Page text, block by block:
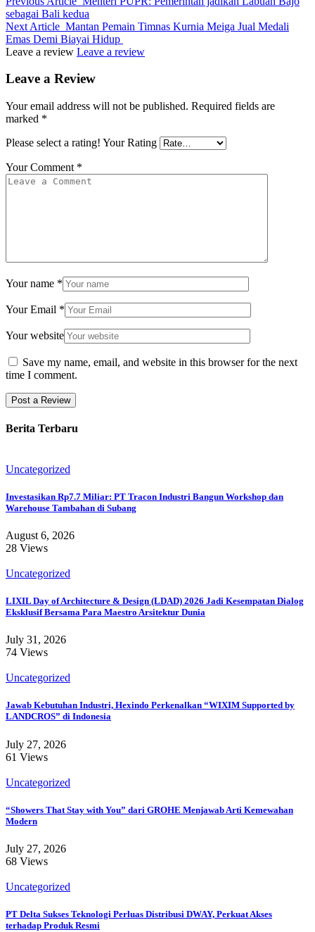
sebagai Bali kedua
Next Article Mantan Pemain Timnas Kurnia Meiga Jual Medali
Emas Demi Biayai Hidup
Leave a review Leave a review
Leave a Review
Your email address will not be published. Required fields are
marked *
Please select a rating! Your Rating
Your Comment *
Your name *
Your Email *
Your website
Save my name, email, and website in this browser for the next
time I comment.
Berita Terbaru
Uncategorized
Investasikan Rp7.7 Miliar: PT Tracon Industri Bangun Workshop dan
Warehouse Tambahan di Subang
August 6, 2026
28 Views
Uncategorized
LIXIL Day of Architecture & Design (LDAD) 2026 Jadi Kesempatan Dialog
Eksklusif Bersama Para Maestro Arsitektur Dunia
July 31, 2026
74 Views
Uncategorized
Jawab Kebutuhan Industri, Hexindo Perkenalkan “WIXIM Supported by
LANDCROS” di Indonesia
July 27, 2026
61 Views
Uncategorized
“Showers That Stay with You” dari GROHE Menjawab Arti Kemewahan
Modern
July 27, 2026
68 Views
Uncategorized
PT Delta Sukses Teknologi Perluas Distribusi DWAY, Perkuat Akses
terhadap Produk Resmi